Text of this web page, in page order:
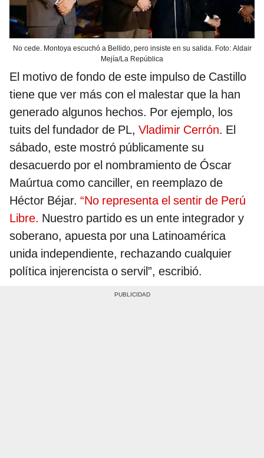
No cede. Montoya escuchó a Bellido, pero insiste en su salida. Foto: Aldair
Mejía/La República
El motivo de fondo de este impulso de Castillo
tiene que ver más con el malestar que la han
generado algunos hechos. Por ejemplo, los
tuits del fundador de PL, Vladimir Cerrón. El
sábado, este mostró públicamente su
desacuerdo por el nombramiento de Óscar
Maúrtua como canciller, en reemplazo de
Héctor Béjar. “No representa el sentir de Perú
Libre. Nuestro partido es un ente integrador y
soberano, apuesta por una Latinoamérica
unida independiente, rechazando cualquier
política injerencista o servil”, escribió.